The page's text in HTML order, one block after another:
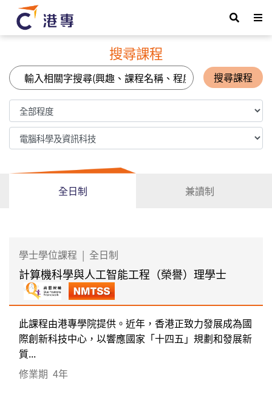
搜尋課程
搜尋課程
全日制 兼讀制
學士學位課程 | 全日制
計算機科學與人工智能工程（榮譽）理學士
此課程由港專學院提供。近年，香港正致力發展成為國
際創新科技中心，以響應國家「十四五」規劃和發展新
質...
修業期 4年